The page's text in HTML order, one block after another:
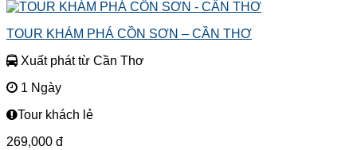
TOUR KHÁM PHÁ CỒN SƠN – CẦN THƠ
Xuất phát từ Cần Thơ
1 Ngày
Tour khách lẻ
269,000 đ